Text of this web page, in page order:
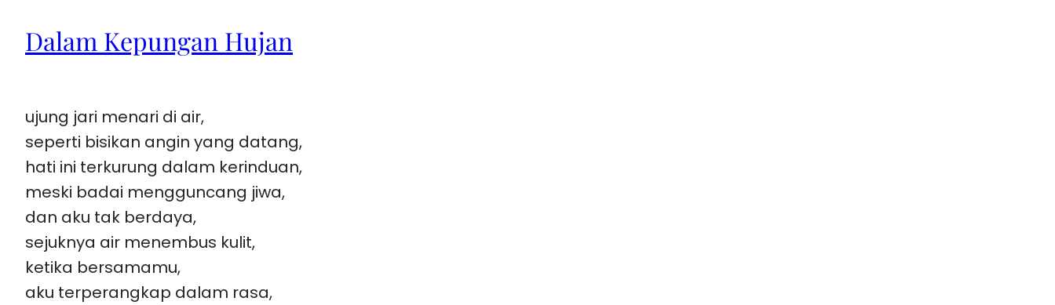
Dalam Kepungan Hujan
ujung jari menari di air,
seperti bisikan angin yang datang,
hati ini terkurung dalam kerinduan,
meski badai mengguncang jiwa,
dan aku tak berdaya,
sejuknya air menembus kulit,
ketika bersamamu,
aku terperangkap dalam rasa,